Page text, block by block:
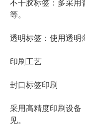
不干胶标签 ：多采
等。
透明标签 ：使用透明
印刷工艺
封口标签印刷
采用高精度印刷设备
见。